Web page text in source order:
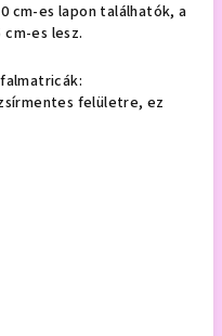
cm-es lapon találhatók, a
es lesz.
felületre, ez